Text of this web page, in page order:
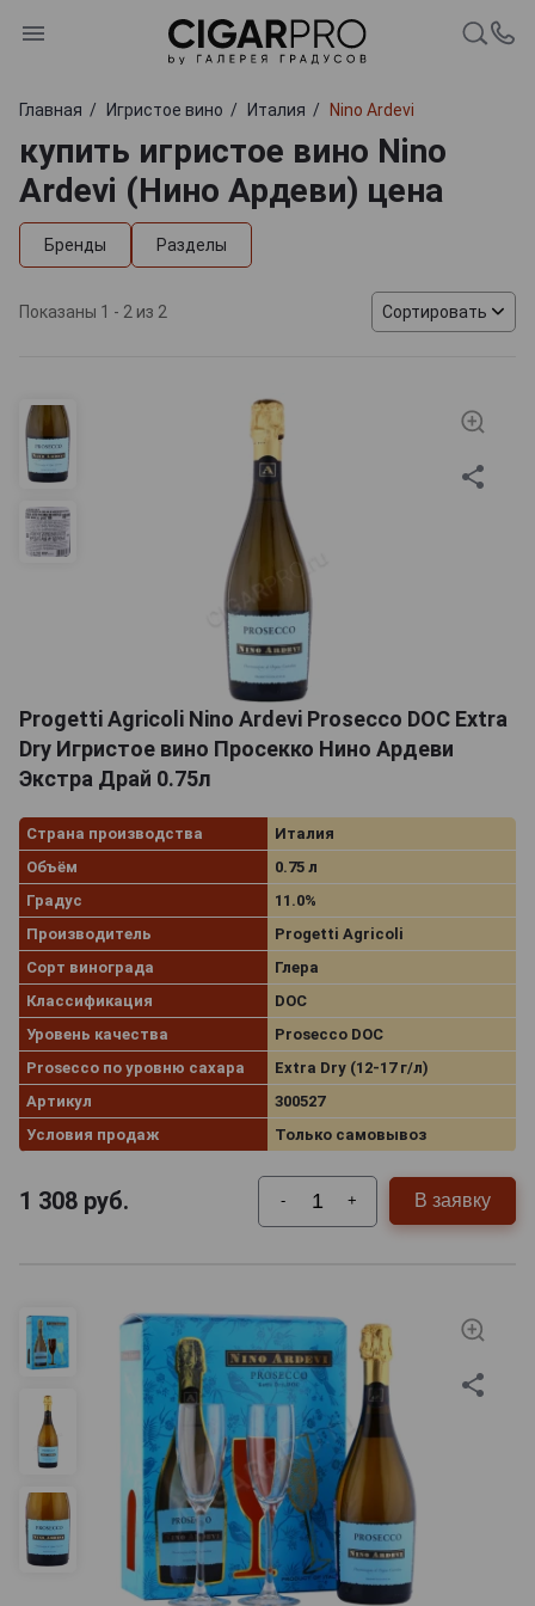
Главная Игристое вино Италия Nino Ardevi
купить игристое вино Nino
Ardevi (Нино Ардеви) цена
Бренды Разделы
Показаны 1 - 2 из 2 Сортировать
Progetti Agricoli Nino Ardevi Prosecco DOC Extra
Dry Игристое вино Просекко Нино Ардеви
Экстра Драй 0.75л
Страна производства
Италия
Объём
0.75 л
Градус
11.0%
Производитель
Progetti Agricoli
Сорт винограда
Глера
Классификация
DOC
Уровень качества
Prosecco DOC
Prosecco по уровню сахара
Extra Dry (12-17 г/л)
Артикул
300527
Условия продаж
Только самовывоз
1 308 руб. - + В заявку